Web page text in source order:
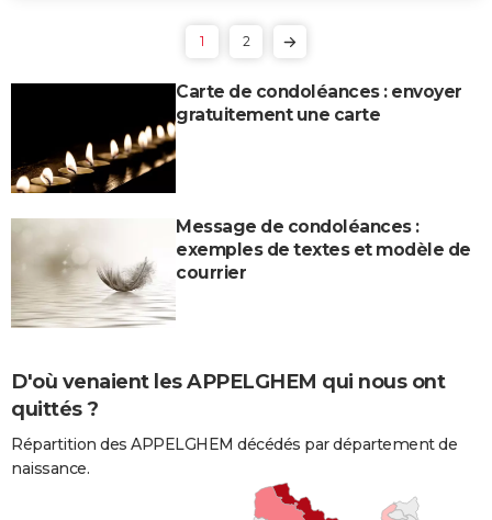
1 2
Carte de condoléances : envoyer
gratuitement une carte
Message de condoléances :
exemples de textes et modèle de
courrier
D'où venaient les APPELGHEM qui nous ont
quittés ?
Répartition des APPELGHEM décédés par département de
naissance.